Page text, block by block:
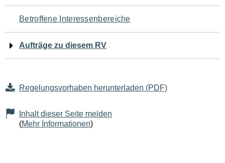
den
Seiteninhalt
Betroffene Interessenbereiche
Aufträge zu diesem RV
Regelungsvorhaben herunterladen (PDF)
Inhalt dieser Seite melden
(Mehr Informationen)